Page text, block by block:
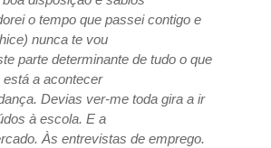
o tempo que passei contigo e
nunca te vou
parte determinante de tudo o que
a acontecer
Devias ver-me toda gira a ir
à escola. E a
Às entrevistas de emprego.